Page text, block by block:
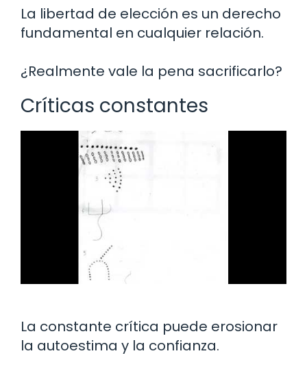
La libertad de elección es un derecho
fundamental en cualquier relación.
¿Realmente vale la pena sacrificarlo?
Críticas constantes
La constante crítica puede erosionar
la autoestima y la confianza.